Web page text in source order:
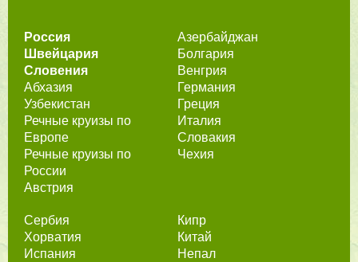
Россия
Швейцария
Словения
Абхазия
Узбекистан
Речные круизы по
Европе
Речные круизы по
России
Австрия
Азербайджан
Болгария
Венгрия
Германия
Греция
Италия
Словакия
Чехия
Сербия
Хорватия
Испания
Кипр
Китай
Непал